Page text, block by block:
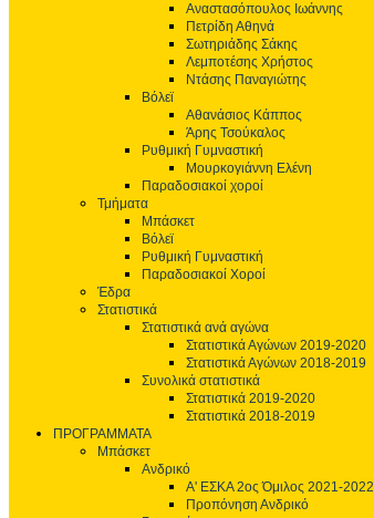
Αναστασόπουλος Ιωάννης
Πετρίδη Αθηνά
Σωτηριάδης Σάκης
Λεμποτέσης Χρήστος
Ντάσης Παναγιώτης
Βόλεϊ
Αθανάσιος Κάππος
Άρης Τσούκαλος
Ρυθμική Γυμναστική
Μουρκογιάννη Ελένη
Παραδοσιακοί χοροί
Τμήματα
Μπάσκετ
Βόλεϊ
Ρυθμική Γυμναστική
Παραδοσιακοί Χοροί
Έδρα
Στατιστικά
Στατιστικά ανά αγώνα
Στατιστικά Αγώνων 2019-2020
Στατιστικά Αγώνων 2018-2019
Συνολικά στατιστικά
Στατιστικά 2019-2020
Στατιστικά 2018-2019
ΠΡΟΓΡΑΜΜΑΤΑ
Μπάσκετ
Ανδρικό
Α' ΕΣΚΑ 2ος Όμιλος 2021-2022
Προπόνηση Ανδρικό